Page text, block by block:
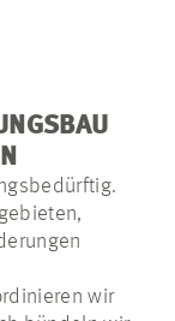
wir